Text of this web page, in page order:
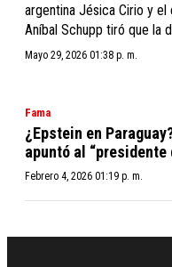
argentina Jésica Cirio y el
Aníbal Schupp tiró que la
Mayo 29, 2026 01:38 p. m.
Fama
¿Epstein en
apuntó al “presidente
Febrero 4, 2026 01:19 p. m.